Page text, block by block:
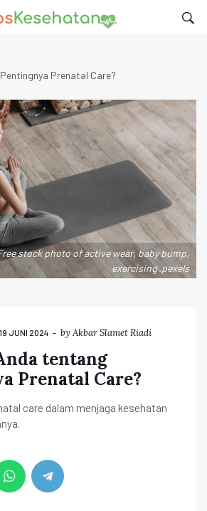
Prenatal Care?
stock photo of active wear, baby bump,
exercising .pexels
JUNI 2024 by Akbar Slamet Riadi
tentang
Prenatal Care?
care dalam menjaga kesehatan